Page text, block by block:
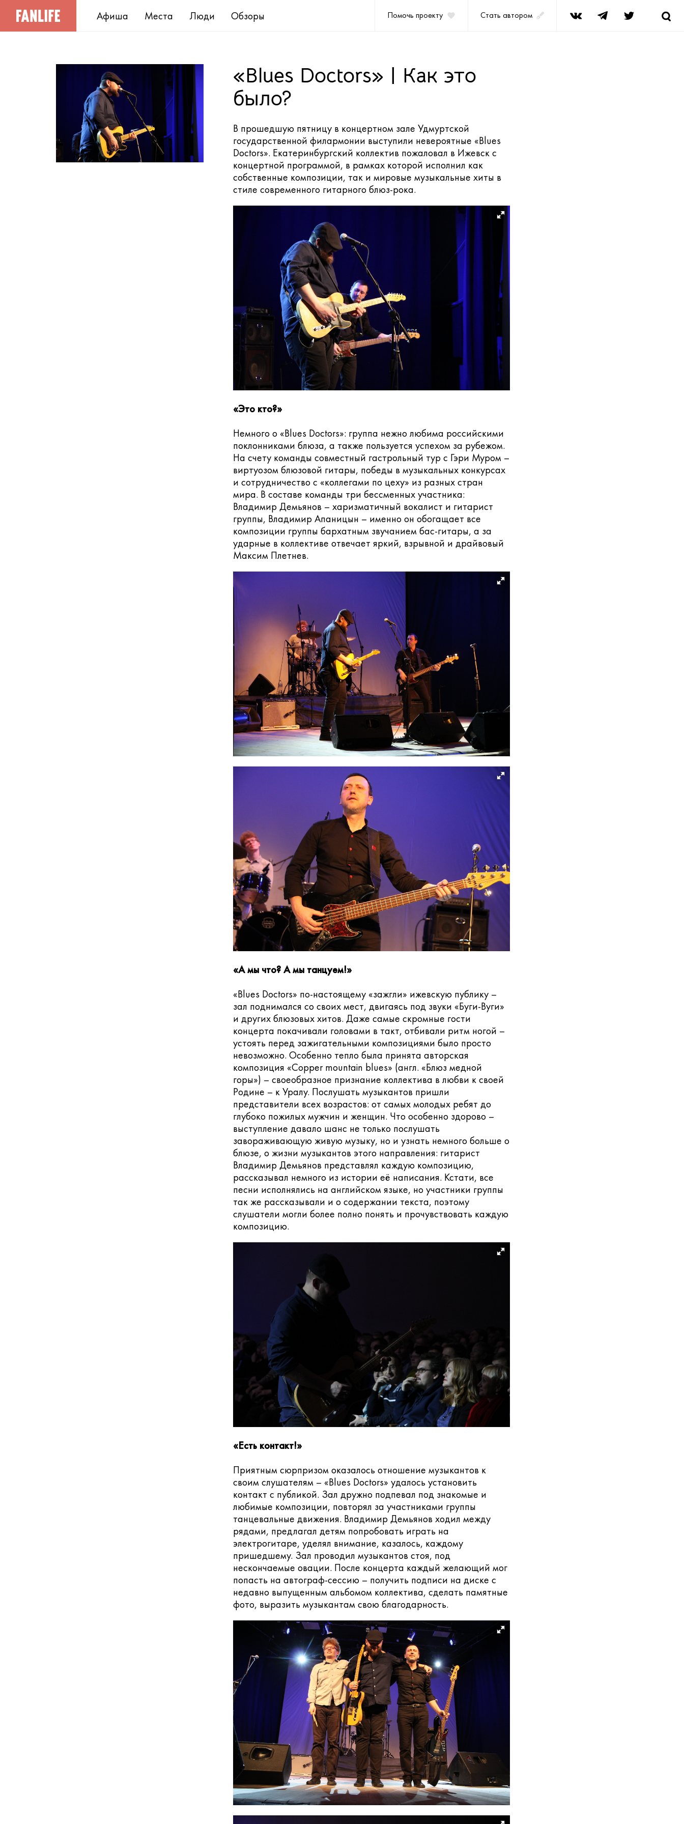
Афиша Места Люди Обзоры Помочь проекту Стать автором
«Blues Doctors» | Как это
было?
В прошедшую пятницу в концертном зале Удмуртской
государственной филармонии выступили невероятные «Blues
Doctors». Екатеринбургский коллектив пожаловал в Ижевск с
концертной программой, в рамках которой исполнил как
собственные композиции, так и мировые музыкальные хиты в
стиле современного гитарного блюз-рока.
«Это кто?»
Немного о «Blues Doctors»: группа нежно любима российскими
поклонниками блюза, а также пользуется успехом за рубежом.
На счету команды совместный гастрольный тур с Гэри Муром –
виртуозом блюзовой гитары, победы в музыкальных конкурсах
и сотрудничество с «коллегами по цеху» из разных стран
мира. В составе команды три бессменных участника:
Владимир Демьянов – харизматичный вокалист и гитарист
группы, Владимир Апаницын – именно он обогащает все
композиции группы бархатным звучанием бас-гитары, а за
ударные в коллективе отвечает яркий, взрывной и драйвовый
Максим Плетнев.
«А мы что? А мы танцуем!»
«Blues Doctors» по-настоящему «зажгли» ижевскую публику –
зал поднимался со своих мест, двигаясь под звуки «Буги-Вуги»
и других блюзовых хитов. Даже самые скромные гости
концерта покачивали головами в такт, отбивали ритм ногой –
устоять перед зажигательными композициями было просто
невозможно. Особенно тепло была принята авторская
композиция «Сopper mountain blues» (англ. «Блюз медной
горы») – своеобразное признание коллектива в любви к своей
Родине – к Уралу. Послушать музыкантов пришли
представители всех возрастов: от самых молодых ребят до
глубоко пожилых мужчин и женщин. Что особенно здорово –
выступление давало шанс не только послушать
завораживающую живую музыку, но и узнать немного больше о
блюзе, о жизни музыкантов этого направления: гитарист
Владимир Демьянов представлял каждую композицию,
рассказывал немного из истории её написания. Кстати, все
песни исполнялись на английском языке, но участники группы
так же рассказывали и о содержании текста, поэтому
слушатели могли более полно понять и прочувствовать каждую
композицию.
«Есть контакт!»
Приятным сюрпризом оказалось отношение музыкантов к
своим слушателям – «Blues Doctors» удалось установить
контакт с публикой. Зал дружно подпевал под знакомые и
любимые композиции, повторял за участниками группы
танцевальные движения. Владимир Демьянов ходил между
рядами, предлагал детям попробовать играть на
электрогитаре, уделял внимание, казалось, каждому
пришедшему. Зал проводил музыкантов стоя, под
нескончаемые овации. После концерта каждый желающий мог
попасть на автограф-сессию – получить подписи на диске с
недавно выпущенным альбомом коллектива, сделать памятные
фото, выразить музыкантам свою благодарность.